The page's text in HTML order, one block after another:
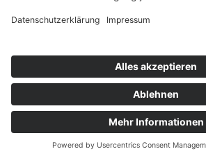
Verwendung in anderen
Impressum
Cookie-
© 2026Helmers